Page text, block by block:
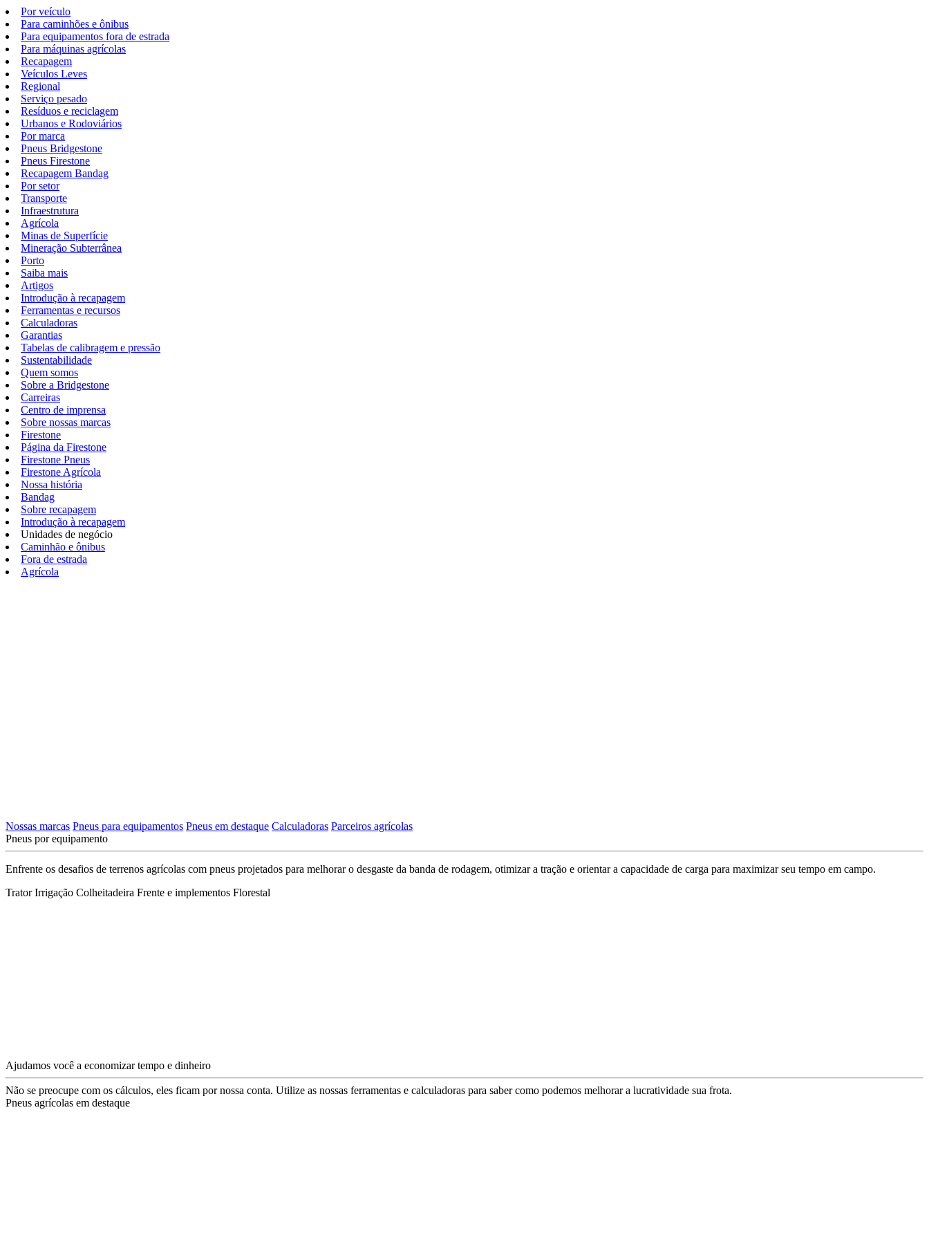
Por veículo
Para caminhões e ônibus
Para equipamentos fora de estrada
Para máquinas agrícolas
Recapagem
Veículos Leves
Regional
Serviço pesado
Resíduos e reciclagem
Urbanos e Rodoviários
Por marca
Pneus Bridgestone
Pneus Firestone
Recapagem Bandag
Por setor
Transporte
Infraestrutura
Agrícola
Minas de Superfície
Mineração Subterrânea
Porto
Saiba mais
Artigos
Introdução à recapagem
Ferramentas e recursos
Calculadoras
Garantias
Tabelas de calibragem e pressão
Sustentabilidade
Quem somos
Sobre a Bridgestone
Carreiras
Centro de imprensa
Sobre nossas marcas
Firestone
Página da Firestone
Firestone Pneus
Firestone Agrícola
Nossa história
Bandag
Sobre recapagem
Introdução à recapagem
Unidades de negócio
Caminhão e ônibus
Fora de estrada
Agrícola
Nossas marcas Pneus para equipamentos Pneus em destaque Calculadoras Parceiros agrícolas
Pneus por equipamento
Enfrente os desafios de terrenos agrícolas com pneus projetados para melhorar o desgaste da banda de rodagem, otimizar a tração e orientar a capacidade de carga para maximizar seu tempo em campo.
Trator Irrigação Colheitadeira Frente e implementos Florestal
Ajudamos você a economizar tempo e dinheiro
Não se preocupe com os cálculos, eles ficam por nossa conta. Utilize as nossas ferramentas e calculadoras para saber como podemos melhorar a lucratividade sua frota.
Pneus agrícolas em destaque